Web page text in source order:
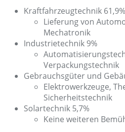
Kraftfahrzeugtechnik 61,9%
Lieferung von
Mechatronik
Industrietechnik 9%
Verpackungstechnik
Gebrauchsgüter und
Elektrowerkzeuge,
Sicherheitstechnik
Solartechnik 5,7%
Keine weiteren